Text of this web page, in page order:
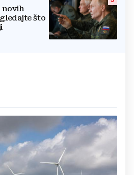
novih
što